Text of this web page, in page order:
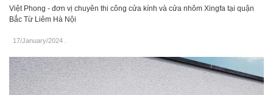
Việt Phong - đơn vị chuyên thi công cửa kính và cửa nhôm Xingfa tại quận
Bắc Từ Liêm Hà Nội
17/January/2024